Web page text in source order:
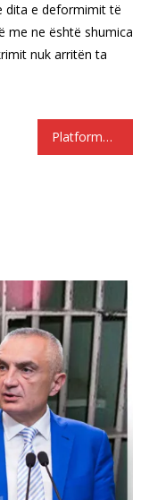
dita e deformimit të
me ne është shumica
nuk arritën ta
Platforma “Shqipëria që duam”, Rama: Figura e qytetarit në sytë e administratës, duhet të fuqizohet